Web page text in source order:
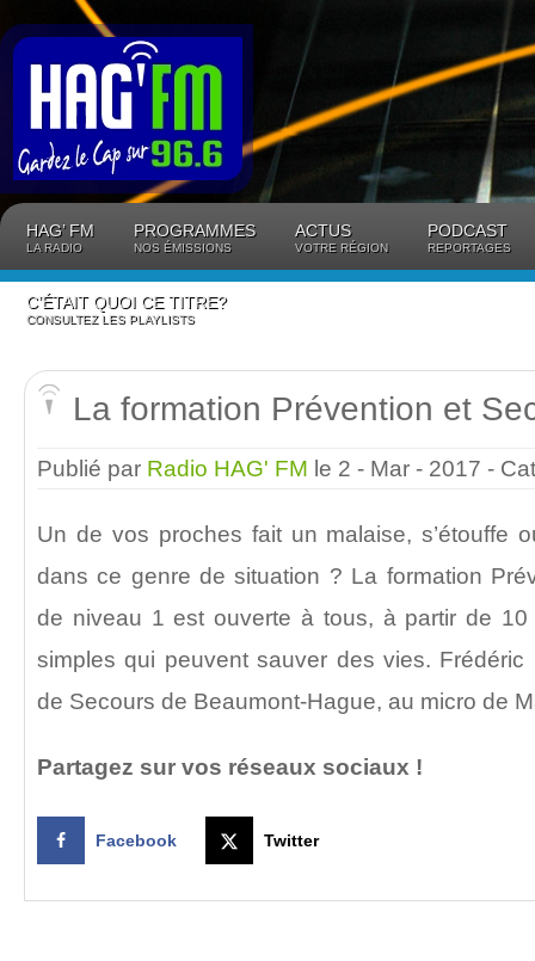
HAG’ FM
LA RADIO
PROGRAMMES
NOS ÉMISSIONS
ACTUS
VOTRE RÉGION
PODCAST
REPORTAGES
C’ÉTAIT QUOI CE TITRE?
CONSULTEZ LES PLAYLISTS
La formation Prévention et
Publié par Radio HAG' FM le 2 - Mar - 2017 -
Un de vos proches fait un malaise, s’étouffe
dans ce genre de situation ? La formation
de niveau 1 est ouverte à tous, à partir de
simples qui peuvent sauver des vies.
de Secours de Beaumont-Hague, au micro de
Partagez sur vos réseaux sociaux !
Facebook Twitter
Panneau de gestion des cookies